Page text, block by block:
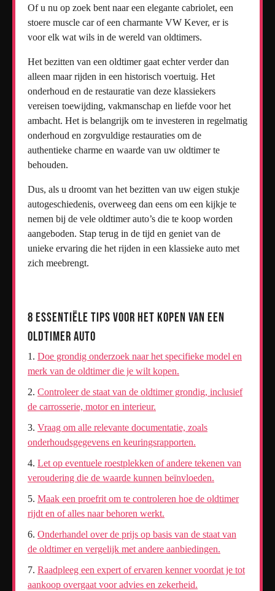
Of u nu op zoek bent naar een elegante cabriolet, een
stoere muscle car of een charmante VW Kever, er is
voor elk wat wils in de wereld van oldtimers.
Het bezitten van een oldtimer gaat echter verder dan
alleen maar rijden in een historisch voertuig. Het
onderhoud en de restauratie van deze klassiekers
vereisen toewijding, vakmanschap en liefde voor het
ambacht. Het is belangrijk om te investeren in regelmatig
onderhoud en zorgvuldige restauraties om de
authentieke charme en waarde van uw oldtimer te
behouden.
Dus, als u droomt van het bezitten van uw eigen stukje
autogeschiedenis, overweeg dan eens om een kijkje te
nemen bij de vele oldtimer auto’s die te koop worden
aangeboden. Stap terug in de tijd en geniet van de
unieke ervaring die het rijden in een klassieke auto met
zich meebrengt.
8 Essentiële Tips voor het Kopen van een
Oldtimer Auto
Doe grondig onderzoek naar het specifieke model en
merk van de oldtimer die je wilt kopen.
Controleer de staat van de oldtimer grondig, inclusief
de carrosserie, motor en interieur.
Vraag om alle relevante documentatie, zoals
onderhoudsgegevens en keuringsrapporten.
Let op eventuele roestplekken of andere tekenen van
veroudering die de waarde kunnen beïnvloeden.
Maak een proefrit om te controleren hoe de oldtimer
rijdt en of alles naar behoren werkt.
Onderhandel over de prijs op basis van de staat van
de oldtimer en vergelijk met andere aanbiedingen.
Raadpleeg een expert of ervaren kenner voordat je tot
aankoop overgaat voor advies en zekerheid.